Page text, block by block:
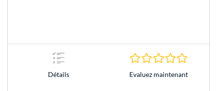
Détails Evaluez maintenant